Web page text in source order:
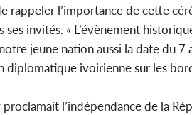
rappeler l’importance de cette
invités. « L’évènement
jeune nation aussi la date du
diplomatique ivoirienne sur les
l’indépendance de la